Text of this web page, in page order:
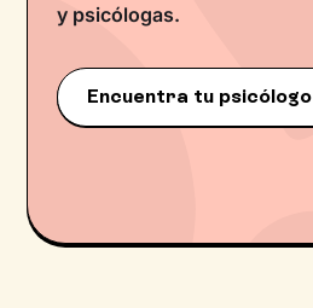
y psicólogas.
Encuentra tu psicólogo